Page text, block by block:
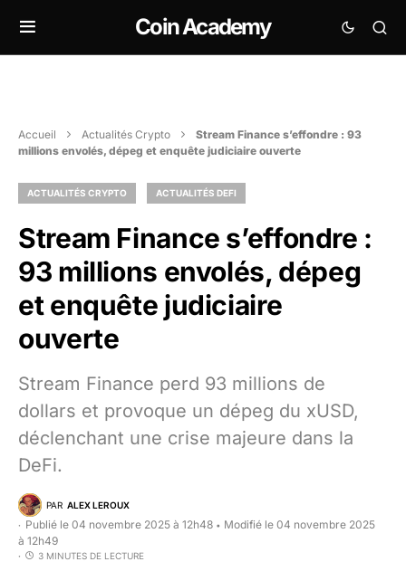
Coin Academy
Accueil Actualités Crypto
Stream Finance s’effondre : 93
millions envolés, dépeg et enquête judiciaire ouverte
ACTUALITÉS CRYPTO ACTUALITÉS DEFI
Stream Finance s’effondre :
93 millions envolés, dépeg
et enquête judiciaire
ouverte
Stream Finance perd 93 millions de
dollars et provoque un dépeg du xUSD,
déclenchant une crise majeure dans la
DeFi.
PAR ALEX LEROUX
Publié le 04 novembre 2025 à 12h48 • Modifié le 04 novembre 2025
à 12h49
3 MINUTES DE LECTURE